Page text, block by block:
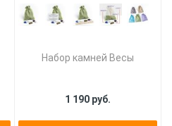
Набор камней Весы
1 190 руб.